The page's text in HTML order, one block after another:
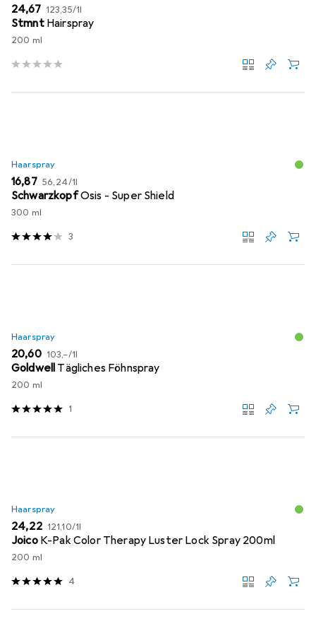
EUR
24,67 EUR
123,35/1l
Stmnt Hairspray
200 ml
Haarspray
EUR
16,87 EUR
56,24/1l
SchwarzkopfOsis - Super Shield
300 ml
3
Haarspray
EUR
20,60 EUR
103,–/1l
Goldwell Tägliches Föhnspray
200 ml
1
Haarspray
EUR
24,22 EUR
121,10/1l
Joico K-Pak Color Therapy Luster Lock Spray 200ml
200 ml
4